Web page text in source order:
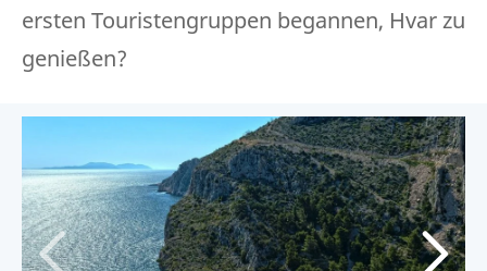
ersten Touristengruppen begannen, Hvar zu
genießen?